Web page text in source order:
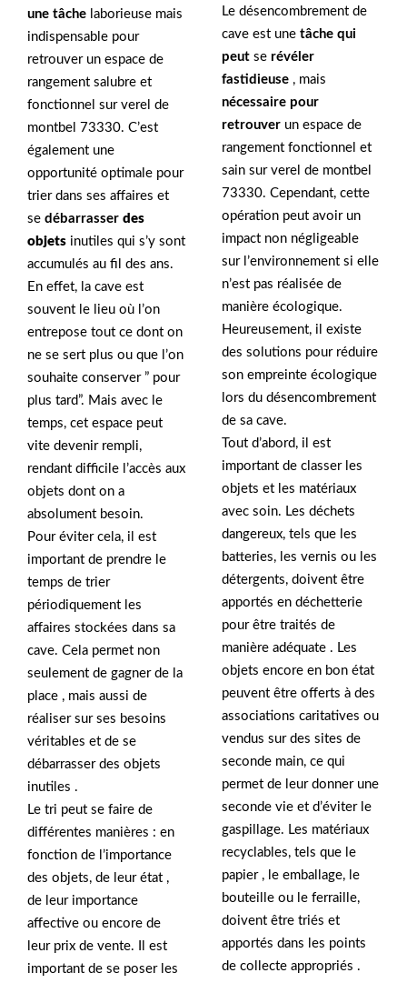
une tâche laborieuse mais
indispensable pour
retrouver un espace de
rangement salubre et
fonctionnel sur verel de
montbel 73330. C’est
également une
opportunité optimale pour
trier dans ses affaires et
se débarrasser des
objets inutiles qui s’y sont
accumulés au fil des ans.
En effet, la cave est
souvent le lieu où l’on
entrepose tout ce dont on
ne se sert plus ou que l’on
souhaite conserver ” pour
plus tard”. Mais avec le
temps, cet espace peut
vite devenir rempli,
rendant difficile l’accès aux
objets dont on a
absolument besoin.
Pour éviter cela, il est
important de prendre le
temps de trier
périodiquement les
affaires stockées dans sa
cave. Cela permet non
seulement de gagner de la
place , mais aussi de
réaliser sur ses besoins
véritables et de se
débarrasser des objets
inutiles .
Le tri peut se faire de
différentes manières : en
fonction de l’importance
des objets, de leur état ,
de leur importance
affective ou encore de
leur prix de vente. Il est
important de se poser les
Le désencombrement de
cave est une tâche qui
peut se révéler
fastidieuse , mais
nécessaire pour
retrouver un espace de
rangement fonctionnel et
sain sur verel de montbel
73330. Cependant, cette
opération peut avoir un
impact non négligeable
sur l’environnement si elle
n’est pas réalisée de
manière écologique.
Heureusement, il existe
des solutions pour réduire
son empreinte écologique
lors du désencombrement
de sa cave.
Tout d’abord, il est
important de classer les
objets et les matériaux
avec soin. Les déchets
dangereux, tels que les
batteries, les vernis ou les
détergents, doivent être
apportés en déchetterie
pour être traités de
manière adéquate . Les
objets encore en bon état
peuvent être offerts à des
associations caritatives ou
vendus sur des sites de
seconde main, ce qui
permet de leur donner une
seconde vie et d’éviter le
gaspillage. Les matériaux
recyclables, tels que le
papier , le emballage, le
bouteille ou le ferraille,
doivent être triés et
apportés dans les points
de collecte appropriés .